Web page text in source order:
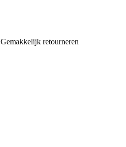
Gemakkelijk retourneren